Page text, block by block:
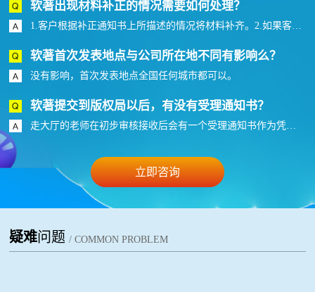
软著出现材料补正的情况需要如何处理？
1.客户根据补正通知书上所描述的情况将材料补齐。2.如果客户是自己申报走的邮寄的话，需要打印一份纸质材料签章后再次将补正的材料邮寄到版权局（自己申报材料补正需要1-2个月的受理时间）。3.如果找的代理走内部通道则可以直接将材料提交到老师手上速度方面的更多优势。
软著首次发表地点与公司所在地不同有影响么？
没有影响，首次发表地点全国任何城市都可以。
软著提交到版权局以后，有没有受理通知书？
走大厅的老师在初步审核接收后会有一个受理通知书作为凭证，而走加急的是没有受理通知的，但是网上能够查看到状态。
立即咨询
疑难问题 / COMMON PROBLEM